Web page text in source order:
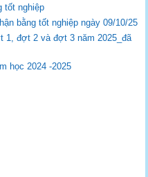
tốt nghiệp
bằng tốt nghiệp ngày 09/10/25
1, đợt 2 và đợt 3 năm 2025_đã
học 2024 -2025